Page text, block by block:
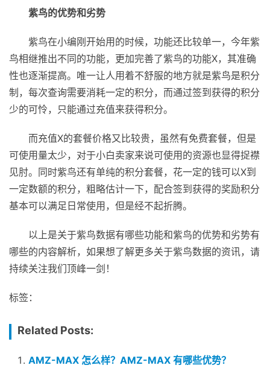
紫鸟的优势和劣势
紫鸟在小编刚开始用的时候，功能还比较单一，今年紫
鸟相继推出不同的功能，更加完善了紫鸟的功能X，其准确
性也逐渐提高。唯一让人用着不舒服的地方就是紫鸟是积分
制，每次查询需要消耗一定的积分，而通过签到获得的积分
少的可怜，只能通过充值来获得积分。
而充值X的套餐价格又比较贵，虽然有免费套餐，但是
可使用量太少，对于小白卖家来说可使用的资源也显得捉襟
见肘。同时紫鸟还有单纯的积分套餐，花一定的钱可以X到
一定数额的积分，粗略估计一下，配合签到获得的奖励积分
基本可以满足日常使用，但是经不起折腾。
以上是关于紫鸟数据有哪些功能和紫鸟的优势和劣势有
哪些的内容解析，如果想了解更多关于紫鸟数据的资讯，请
持续关注我们顶峰一剑！
标签：
Related Posts:
AMZ-MAX 怎么样？AMZ-MAX 有哪些优势？